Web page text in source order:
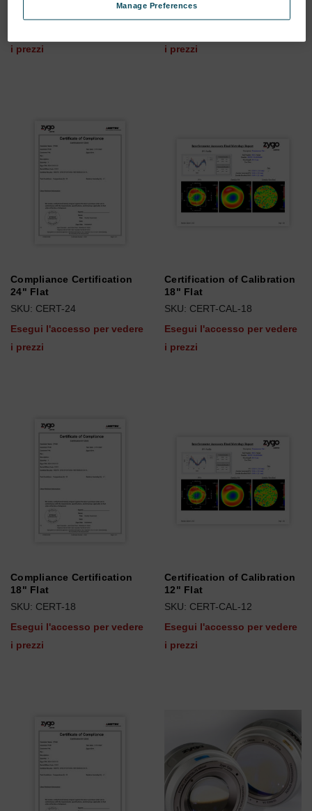
i prezzi
SKU: CERT-CAL-24
i prezzi
Compliance Certification
24" Flat
SKU: CERT-24
Esegui l'accesso per vedere
i prezzi
Certification of Calibration
18" Flat
SKU: CERT-CAL-18
Esegui l'accesso per vedere
i prezzi
Compliance Certification
18" Flat
SKU: CERT-18
Esegui l'accesso per vedere
i prezzi
Certification of Calibration
12" Flat
SKU: CERT-CAL-12
Esegui l'accesso per vedere
i prezzi
Manage Preferences